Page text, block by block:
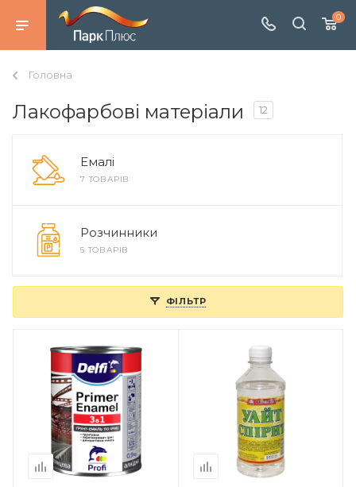
0
Головна
Лакофарбові матеріали 12
Емалі
7 ТОВАРІВ
Розчинники
5 ТОВАРІВ
ФІЛЬТР